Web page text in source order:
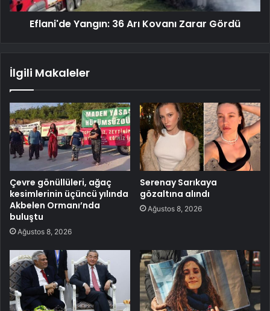
Eflani'de Yangın: 36 Arı Kovanı Zarar Gördü
İlgili Makaleler
Çevre gönüllüleri, ağaç
kesimlerinin üçüncü yılında
Akbelen Ormanı’nda
buluştu
Ağustos 8, 2026
Serenay Sarıkaya
gözaltına alındı
Ağustos 8, 2026